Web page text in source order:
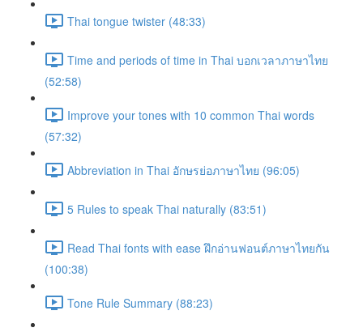
Thai tongue twister (48:33)
Time and periods of time in Thai บอกเวลาภาษาไทย
(52:58)
Improve your tones with 10 common Thai words
(57:32)
Abbreviation in Thai อักษรย่อภาษาไทย (96:05)
5 Rules to speak Thai naturally (83:51)
Read Thai fonts with ease ฝึกอ่านฟอนต์ภาษาไทยกัน
(100:38)
Tone Rule Summary (88:23)